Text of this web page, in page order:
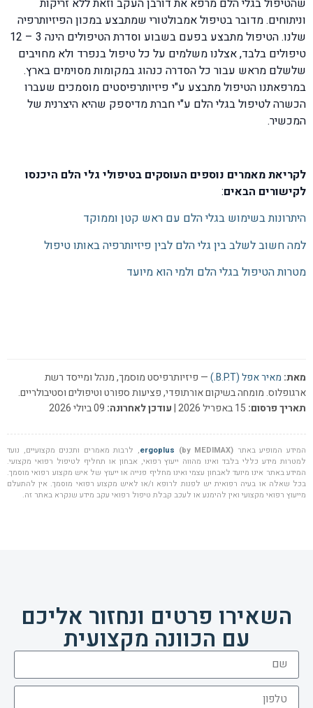
שהטיפול בגלי הלם מרפא את דורבן העקב וזאת ללא זריקות
וניתוחים. מדובר בטיפול אמבולטורי שמתבצע במכון הפיזיותרפיה
שלנו. הטיפול מתבצע בפעם בשבוע וסדרת הטיפולים הינה 3 – 12
טיפולים בלבד, אצלנו משלמים על כל טיפול בנפרד ולא מחויבים
שלשלם מראש עבור כל הסדרה כנהוג במקומות מסוימים בארץ.
במרפאתנו הטיפול מתבצע ע"י פיזיותרפיסטים מוסמכים שעברו
הכשרה לטיפול בגלי הלם ע"י חברת מדיספק שהיא היצרנית של
המכשיר.
לקריאת מאמרים נוספים העוסקים בטיפולי גלי הלם היכנסו
לקישורים הבאים:
היתרונות בשימוש בגלי הלם עם ראש קטן וממוקד
למה חשוב לשלב בין גלי הלם לבין פיזיותרפיה באותו טיפול
מטרות הטיפול בגלי הלם ולמי הוא מיועד
מאת: מאיר אפל (B.P.T.)
— פיזיותרפיסט מוסמך, מנהל ומייסד רשת
ארגופלוס. מומחה בשיקום אורתופדי, פציעות ספורט וטיפולים וסטיבולריים.
תאריך פרסום:
עודכן לאחרונה:
המידע המופיע באתר ergoplus (by MEDIMAX)
, לרבות מאמרים ותכנים מקצועיים, נועד
למטרות מידע כללי בלבד ואינו מהווה ייעוץ רפואי, אבחון או תחליף לטיפול רפואי מקצועי.
המידע באתר אינו מיועד לאבחון עצמי ואינו מחליף פנייה או ייעוץ של איש מקצוע רפואי מוסמך.
בכל שאלה או בעיה רפואית יש לפנות לרופא ו/או לאיש מקצוע רפואי מוסמך. אין להתעלם
מייעוץ רפואי מקצועי ואין להימנע או לעכב קבלת טיפול רפואי עקב מידע שנקרא באתר זה.
השאירו פרטים ונחזור אליכם
עם הכוונה מקצועית